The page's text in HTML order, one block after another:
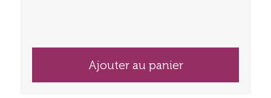
Ajouter au panier